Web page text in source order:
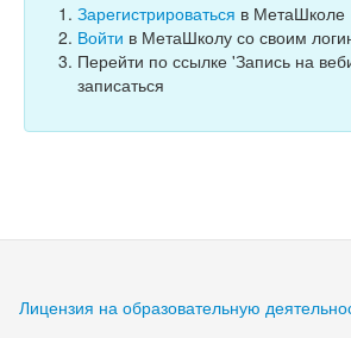
Зарегистрироваться в МетаШколе
Войти в МетаШколу со своим
Перейти по ссылке 'Запись на
записаться
Лицензия на образовательную